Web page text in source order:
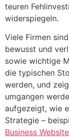
teuren
widerspiegeln.
Viele Firmen
bewusst und
sowie wichtige
die typischen
werden, und
umgangen
aufgezeigt, wie
Strategie –
Business